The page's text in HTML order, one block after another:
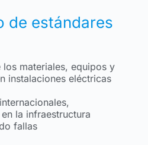
de estándares
los materiales, equipos y
instalaciones eléctricas
la infraestructura
fallas